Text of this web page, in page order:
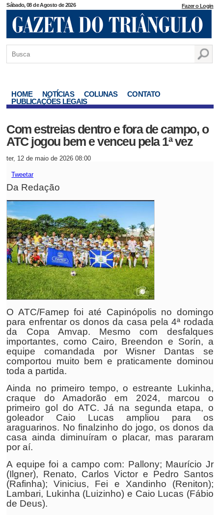
Sábado, 08 de Agosto de 2026 Fazer o Login
HOME NOTÍCIAS COLUNAS
CONTATO
PUBLICAÇÕES LEGAIS
Com estreias dentro e fora de campo, o
ATC jogou bem e venceu pela 1ª vez
ter, 12 de maio de 2026 08:00
Tweetar
Da Redação
O ATC/Famep foi até Capinópolis no domingo
para enfrentar os donos da casa pela 4ª rodada
da Copa Amvap. Mesmo com desfalques
importantes, como Cairo, Breendon e Sorín, a
equipe comandada por Wisner Dantas se
comportou muito bem e praticamente dominou
toda a partida.
Ainda no primeiro tempo, o estreante Lukinha,
craque do Amadorão em 2024, marcou o
primeiro gol do ATC. Já na segunda etapa, o
goleador Caio Lucas ampliou para os
araguarinos. No finalzinho do jogo, os donos da
casa ainda diminuíram o placar, mas pararam
por aí.
A equipe foi a campo com: Pallony; Maurício Jr
(Ilgner), Renato, Carlos Victor e Pedro Santos
(Rafinha); Vinicius, Fei e Xandinho (Reniton);
Lambari, Lukinha (Luizinho) e Caio Lucas (Fábio
de Deus).